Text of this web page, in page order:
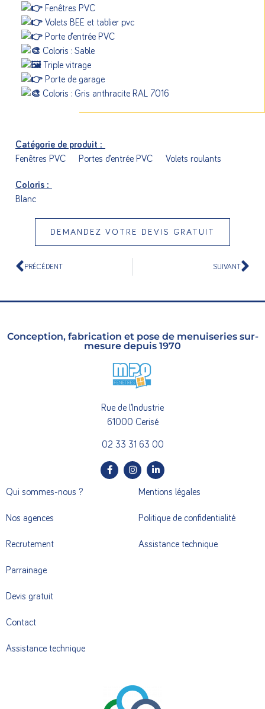
Fenêtres PVC
Volets BEE et tablier pvc
Porte d’entrée PVC
Coloris : Sable
Triple vitrage
Porte de garage
Coloris : Gris anthracite RAL 7016
Catégorie de produit :
Fenêtres PVC
Portes d’entrée PVC Volets roulants
Coloris :
Blanc
DEMANDEZ VOTRE DEVIS GRATUIT
PRÉCÉDENT SUIVANT
Conception, fabrication et pose de menuiseries sur-
mesure depuis 1970
Rue de l’Industrie
61000 Cerisé
02 33 31 63 00
Qui sommes-nous ?
Nos agences
Recrutement
Parrainage
Devis gratuit
Contact
Assistance technique
Mentions légales
Politique de confidentialité
Assistance technique